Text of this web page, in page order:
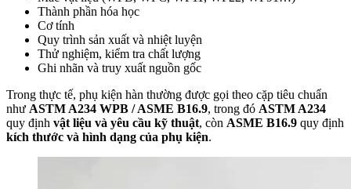
Thành phần hóa học
Cơ tính
Quy trình sản xuất và nhiệt luyện
Thử nghiệm, kiểm tra chất lượng
Ghi nhãn và truy xuất nguồn gốc
Trong thực tế, phụ kiện hàn thường được gọi theo cặp tiêu chuẩn
như ASTM A234 WPB / ASME B16.9, trong đó ASTM A234
quy định vật liệu và yêu cầu kỹ thuật, còn ASME B16.9 quy định
kích thước và hình dạng của phụ kiện.